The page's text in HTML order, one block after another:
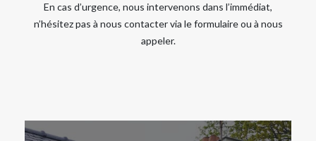
En cas d’urgence, nous intervenons dans l’immédiat,
n’hésitez pas à nous contacter via le formulaire ou à nous
appeler.